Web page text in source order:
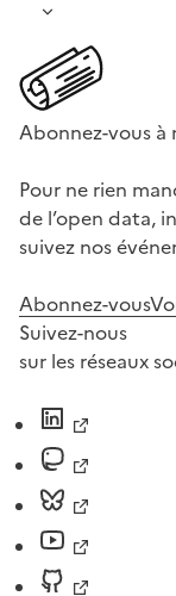
Abonnez-vous
Pour ne rien
de l’open data,
suivez nos
Abonnez-vous
Suivez-nous
sur les réseaux